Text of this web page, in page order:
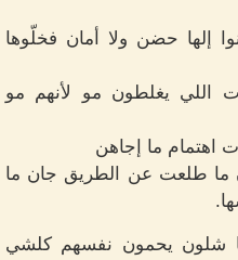
إلها حضن ولا أمان فخلّوها
اللي يغلطون مو لأنهم مو
اهتمام ما إجاهن
ما طلعت عن الطريق جان ما
شلون يحمون نفسهم كلشي